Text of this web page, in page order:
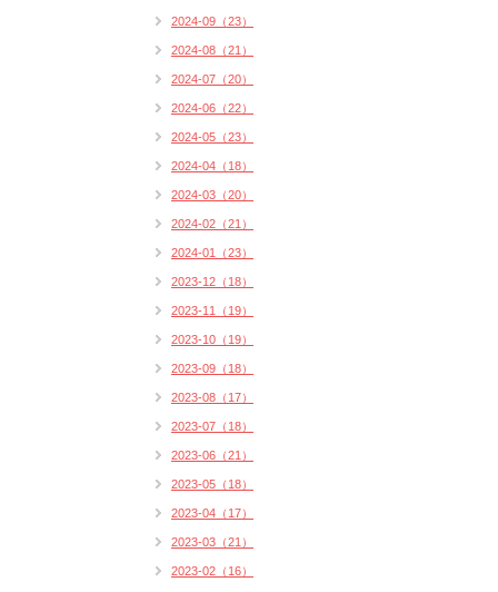
2024-09（23）
2024-08（21）
2024-07（20）
2024-06（22）
2024-05（23）
2024-04（18）
2024-03（20）
2024-02（21）
2024-01（23）
2023-12（18）
2023-11（19）
2023-10（19）
2023-09（18）
2023-08（17）
2023-07（18）
2023-06（21）
2023-05（18）
2023-04（17）
2023-03（21）
2023-02（16）